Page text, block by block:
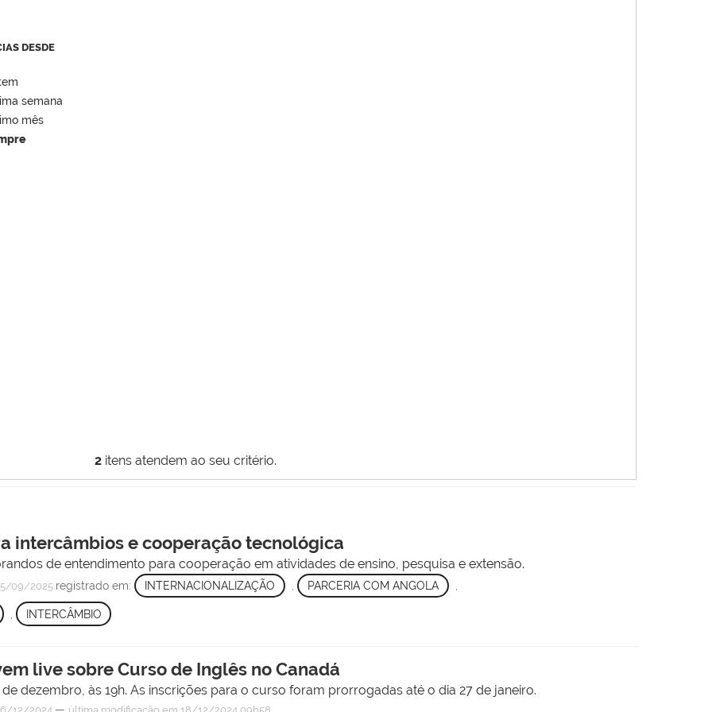
2itens atendem ao seu critério.
DESDE
semana
mês
intercâmbios e cooperação tecnológica
de entendimento para cooperação em atividades de ensino, pesquisa e extensão.
09/2025 registrado em: INTERNACIONALIZAÇÃO PARCERIA COM ANGOLA
INTERCÂMBIO
live sobre Curso de Inglês no Canadá
dezembro, às 19h. As inscrições para o curso foram prorrogadas até o dia 27 de janeiro.